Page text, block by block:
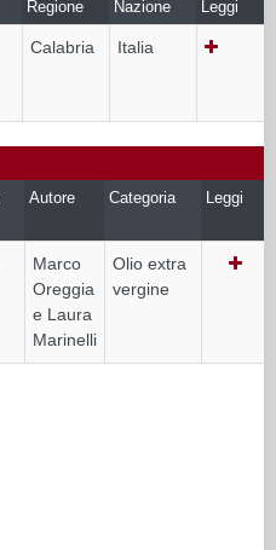
Regione Nazione Leggi
Calabria Italia
Autore Categoria Leggi
Marco
Oreggia
e Laura
Marinelli
Olio extra
vergine